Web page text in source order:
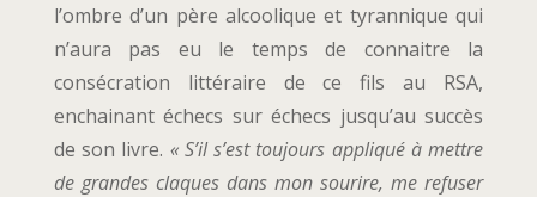
l’ombre d’un père alcoolique et tyrannique qui
n’aura pas eu le temps de connaitre la
consécration littéraire de ce fils au RSA,
enchainant échecs sur échecs jusqu’au succès
de son livre. « S’il s’est toujours appliqué à mettre
de grandes claques dans mon sourire, me refuser